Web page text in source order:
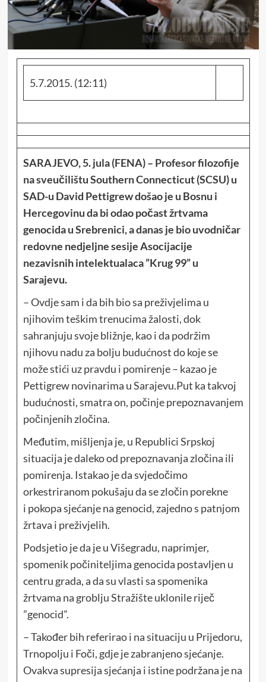
5.7.2015. (12:11)
SARAJEVO, 5. jula (FENA) – Profesor filozofije
na sveučilištu Southern Connecticut (SCSU) u
SAD-u David Pettigrew došao je u Bosnu i
Hercegovinu da bi odao počast žrtvama
genocida u Srebrenici, a danas je bio uvodničar
redovne nedjeljne sesije Asocijacije
nezavisnih intelektualaca ”Krug 99” u
Sarajevu.
– Ovdje sam i da bih bio sa preživjelima u
njihovim teškim trenucima žalosti, dok
sahranjuju svoje bližnje, kao i da podržim
njihovu nadu za bolju budućnost do koje se
može stići uz pravdu i pomirenje – kazao je
Pettigrew novinarima u Sarajevu.Put ka takvoj
budućnosti, smatra on, počinje prepoznavanjem
počinjenih zločina.
Međutim, mišljenja je, u Republici Srpskoj
situacija je daleko od prepoznavanja zločina ili
pomirenja. Istakao je da svjedočimo
orkestriranom pokušaju da se zločin porekne
i pokopa sjećanje na genocid, zajedno s patnjom
žrtava i preživjelih.
Podsjetio je da je u Višegradu, naprimjer,
spomenik počiniteljima genocida postavljen u
centru grada, a da su vlasti sa spomenika
žrtvama na groblju Stražište uklonile riječ
”genocid”.
– Također bih referirao i na situaciju u Prijedoru,
Trnopolju i Foči, gdje je zabranjeno sjećanje.
Ovakva supresija sjećanja i istine podržana je na